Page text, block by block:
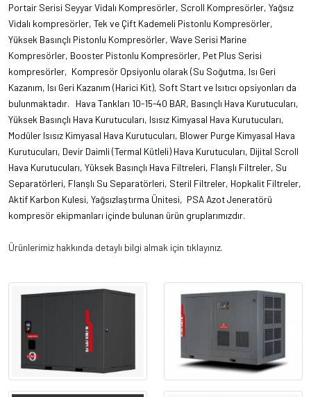
Portair Serisi Seyyar Vidalı Kompresörler, Scroll Kompresörler, Yağsız
Vidalı kompresörler, Tek ve Çift Kademeli Pistonlu Kompresörler,
Yüksek Basınçlı Pistonlu Kompresörler, Wave Serisi Marine
Kompresörler, Booster Pistonlu Kompresörler, Pet Plus Serisi
kompresörler, Kompresör Opsiyonlu olarak (Su Soğutma, Isı Geri
Kazanım, Isı Geri Kazanım (Harici Kit), Soft Start ve Isıtıcı opsiyonları da
bulunmaktadır. Hava Tankları 10-15-40 BAR, Basınçlı Hava Kurutucuları,
Yüksek Basınçlı Hava Kurutucuları, Isısız Kimyasal Hava Kurutucuları,
Modüler Isısız Kimyasal Hava Kurutucuları, Blower Purge Kimyasal Hava
Kurutucuları, Devir Daimli (Termal Kütleli) Hava Kurutucuları, Dijital Scroll
Hava Kurutucuları, Yüksek Basınçlı Hava Filtreleri, Flanşlı Filtreler, Su
Separatörleri, Flanşlı Su Separatörleri, Steril Filtreler, Hopkalit Filtreler,
Aktif Karbon Kulesi, Yağsızlaştırma Ünitesi, PSA Azot Jeneratörü
kompresör ekipmanları içinde bulunan ürün gruplarımızdır.
Ürünlerimiz hakkında detaylı bilgi almak için tıklayınız.